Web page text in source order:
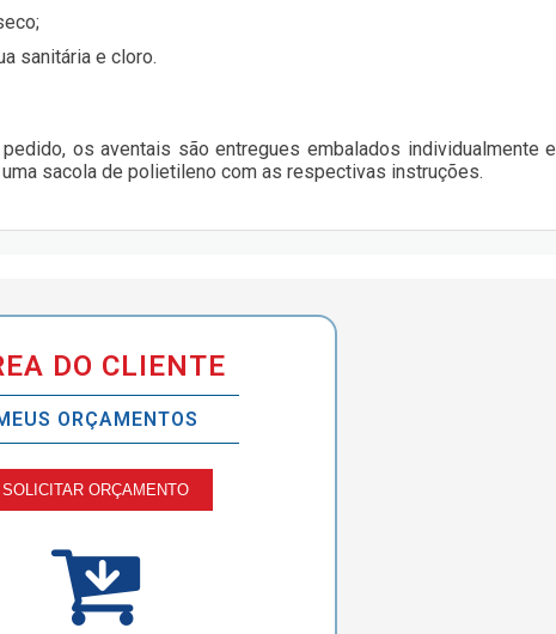
sanitária e cloro.
os aventais são entregues embalados
sacola de polietileno com as respectivas instruções.
DO CLIENTE
ORÇAMENTOS
SOLICITAR ORÇAMENTO